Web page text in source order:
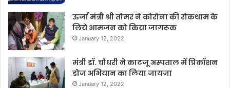
ऊर्जा मंत्री श्री तोमर ने कोरोना की रोकथाम के
लिये आमजन को किया जागरूक
January 12, 2022
मंत्री डॉ. चौधरी ने काटजू अस्पताल में प्रिकॉशन
डोज अभियान का लिया जायजा
January 12, 2022